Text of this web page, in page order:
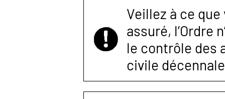
Veillez à ce
assuré, l’Ordre
le contrôle des
civile